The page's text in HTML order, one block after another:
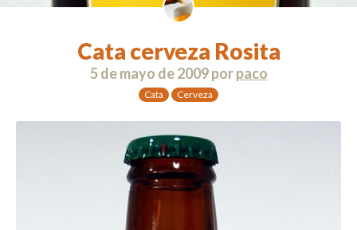
Cata cerveza Rosita
5 de mayo de 2009porpaco
Cata Cerveza